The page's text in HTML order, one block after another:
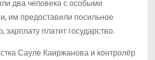
два человека с особыми
им предоставили посильное
зарплату платит государство.
Сауле Каиржанова и контролёр